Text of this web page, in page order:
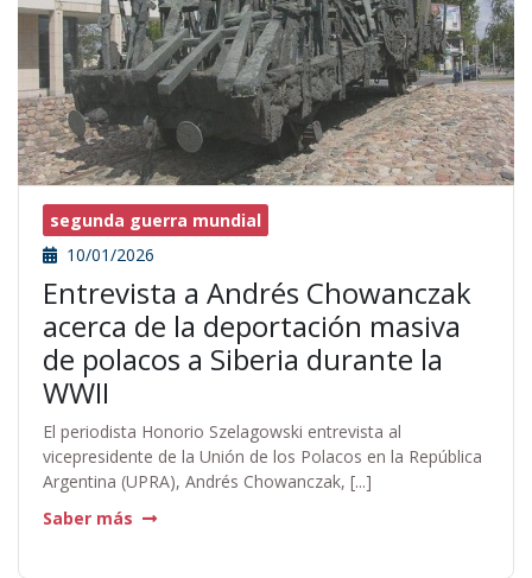
segunda guerra mundial
10/01/2026
Entrevista a Andrés Chowanczak
acerca de la deportación masiva
de polacos a Siberia durante la
WWII
El periodista Honorio Szelagowski entrevista al
vicepresidente de la Unión de los Polacos en la República
Argentina (UPRA), Andrés Chowanczak, [...]
Saber más